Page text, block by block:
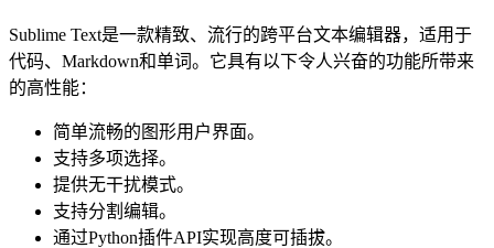
Sublime Text是一款精致、流行的跨平台文本编辑器，适用于
代码、Markdown和单词。它具有以下令人兴奋的功能所带来
的高性能：
简单流畅的图形用户界面。
支持多项选择。
提供无干扰模式。
支持分割编辑。
通过Python插件API实现高度可插拔。